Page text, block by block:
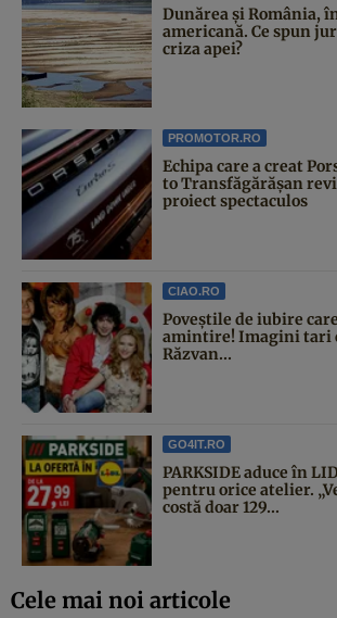
Dunărea și România,
americană. Ce spun
criza apei?
PROMOTOR.RO
Echipa care a creat
to Transfăgărășan
proiect spectaculos
CIAO.RO
Poveştile de iubire
amintire! Imagini tari
Răzvan...
GO4IT.RO
PARKSIDE aduce în
pentru orice atelier.
costă doar 129...
Cele mai noi articole